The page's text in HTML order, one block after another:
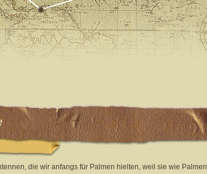
die wir anfangs für Palmen hielten, weil sie wie Palmen